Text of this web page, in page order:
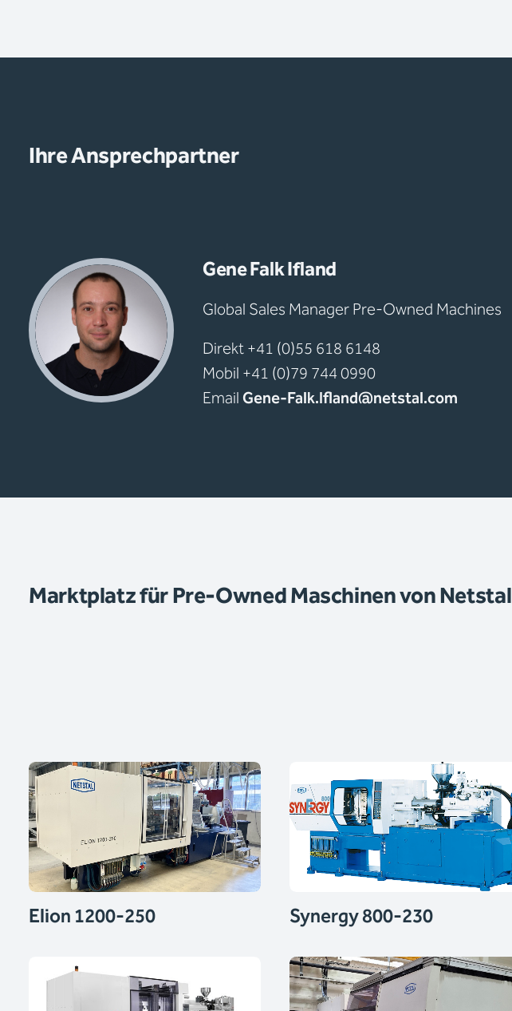
Ihre Ansprechpartner
Gene Falk Ifland
Global Sales Manager Pre-Owned Machines
Direkt +41 (0)55 618 6148
Mobil +41 (0)79 744 0990
EmailGene-Falk.Ifland@netstal.com
Marktplatz für Pre-Owned Maschinen von Netstal
Elion 1200-250 Synergy 800-230